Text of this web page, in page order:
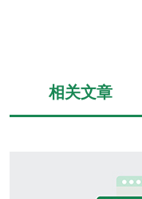
相关文章